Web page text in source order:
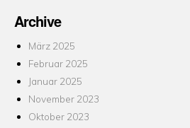
Archive
März 2025
Februar 2025
Januar 2025
November 2023
Oktober 2023